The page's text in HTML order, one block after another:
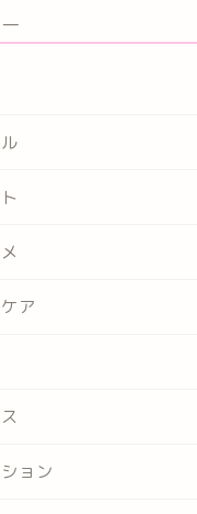
ア
ョン